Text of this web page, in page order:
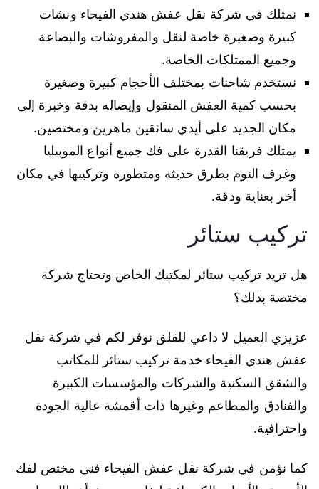
نمتلك في شركة نقل عفش هندي الفيحاء ونشات
كبيرة وصغيرة خاصة لنقل والمفروشات والبضاعة
وجميع الممتلكات الخاصة.
نستخدم شاحنات بمختلف الأحجام كبيرة وصغيرة
بحسب كمية العفش المنقول وإيصاله بدقة وخبرة إلى
مكان الجديد على أيدي سائقين ماهرين ومختصين.
يمتلك فريقنا القدرة على فك جميع أنواع الموبيليا
وغرف النوم بطرق حديثة ومتطورة وتركيبها في مكان
أخر بعناية ودقة.
تركيب ستائر
هل تريد تركيب ستائر لمكتبك الخاص وتحتاج شركة
مختصة بذلك؟
عزيزي العميل لا داعي للقلق نوفر لكم في شركة نقل
عفش هندي الفيحاء خدمة تركيب ستائر للمكاتب
والشقق السكنية والشركات والمؤسسات الكبيرة
والفنادق والمطاعم وغيرها ذات أقمشة عالية الجودة
واحترافية.
كما نؤمن في شركة نقل عفش الفيحاء فني مختص لفك